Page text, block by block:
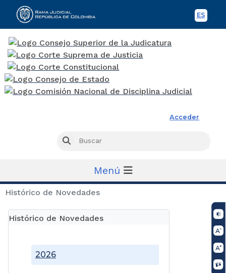
ES
Acceder
Buscar
Menú
Histórico de Novedades
Histórico de Novedades
2026